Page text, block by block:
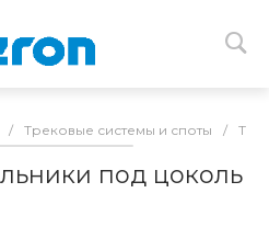
/ Трековые системы и споты /
под цоколь